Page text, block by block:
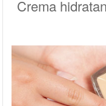
Crema